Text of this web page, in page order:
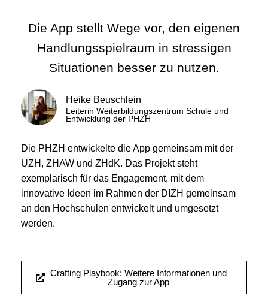
Die App stellt Wege vor, den eigenen
Handlungsspielraum in stressigen
Situationen besser zu nutzen.
Heike Beuschlein
Leiterin Weiterbildungszentrum Schule und
Entwicklung der PHZH
Die PHZH entwickelte die App gemeinsam mit der
UZH, ZHAW und ZHdK. Das Projekt steht
exemplarisch für das Engagement, mit dem
innovative Ideen im Rahmen der DIZH gemeinsam
an den Hochschulen entwickelt und umgesetzt
werden.
Crafting Playbook: Weitere Informationen und
Zugang zur App